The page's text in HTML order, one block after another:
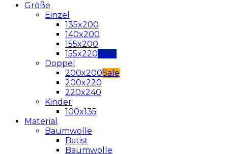
Größe
Einzel
135x200
140x200
155x200
155x220
Doppel
200x200
200x220
220x240
Kinder
100x135
Material
Baumwolle
Batist
Baumwolle